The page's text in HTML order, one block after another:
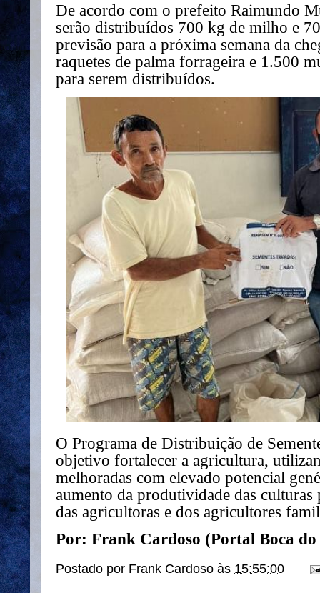
De acordo com o prefeito Raimundo
serão distribuídos 700 kg de milho e
previsão para a próxima semana da
raquetes de palma forrageira e 1.500
para serem distribuídos.
O Programa de Distribuição de
objetivo fortalecer a agricultura,
melhoradas com elevado potencial
aumento da produtividade das
das agricultoras e dos agricultores
Por: Frank Cardoso (Portal Boca do
Postado por Frank Cardoso às 15:55:00